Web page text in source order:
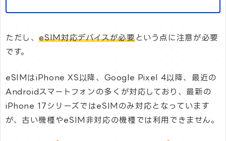
ただし、eSIM対応デバイスが必要という点に注意が必要
です。
eSIMはiPhone XS以降、Google Pixel 4以降、最近の
Androidスマートフォンの多くが対応しており、最新の
iPhone 17シリーズではeSIMのみ対応となっています
が、古い機種やeSIM非対応の機種では利用できません。